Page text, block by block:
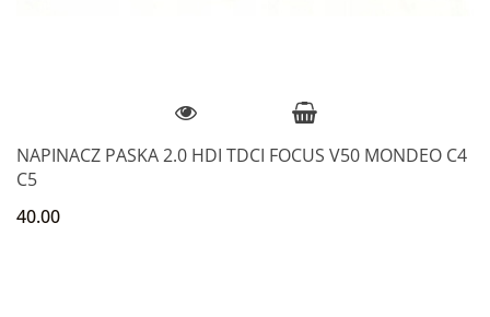
NAPINACZ PASKA 2.0 HDI TDCI FOCUS V50 MONDEO C4
C5
40.00